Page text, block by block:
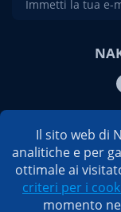
Il sito web di
analitiche e per
ottimale ai
criteri per i
momento